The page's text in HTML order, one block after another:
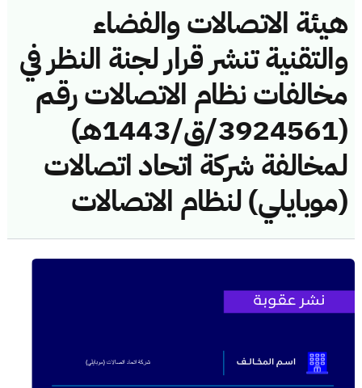
هيئة الاتصالات والفضاء
والتقنية تنشر قرار لجنة النظر في
مخالفات نظام الاتصالات رقم
(3924561/ق/1443هـ)
لمخالفة شركة اتحاد اتصالات
(موبايلي) لنظام الاتصالات